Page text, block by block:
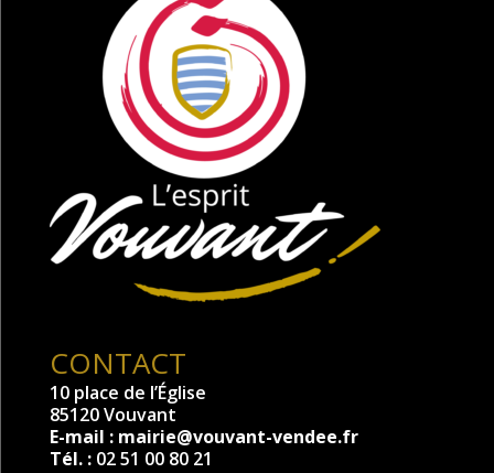
CONTACT
10 place de l’Église
85120 Vouvant
E-mail : mairie@vouvant-vendee.fr
Tél. : 02 51 00 80 21